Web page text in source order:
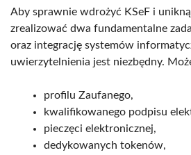
Aby sprawnie wdrożyć KSeF i
zrealizować dwa fundamentalne
oraz integrację systemów
uwierzytelnienia jest niezbędny.
profilu Zaufanego,
kwalifikowanego podpisu
pieczęci elektronicznej,
dedykowanych tokenów,